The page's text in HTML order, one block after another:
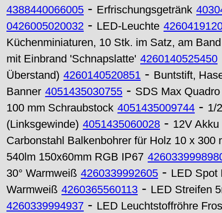
4388440066005 - Erfrischungsgetränk
0426005020032 - LED-Leuchte
Küchenminiaturen, 10 Stk. im Satz, am Band
mit Einbrand 'Schnapslatte' 4260140525450
Überstand) 4260140520851 - Buntstift,
Banner 4051435030755 - SDS Max
100 mm Schraubstock 4051435009744 - 1/
(Linksgewinde) 4051435060028 - 12V
Carbonstahl Balkenbohrer für Holz 10 x 300
540lm 150x60mm RGB IP67
30° Warmweiß 4260339992605 - LED Spot
Warmweiß 4260365560113 - LED Streifen
4260339994937 - LED Leuchtstoffröhre